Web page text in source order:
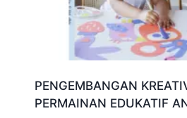
PENGEMBANGAN
PERMAINAN EDUKATIF